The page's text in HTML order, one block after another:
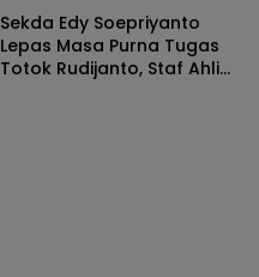
Sekda Edy Soepriyanto
Lepas Masa Purna Tugas
Totok Rudijanto, Staf Ahli